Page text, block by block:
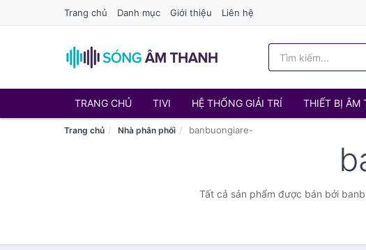
Trang chủ Danh mục Giới thiệu Liên hệ
TRANG CHỦ TIVI HỆ THỐNG GIẢI TRÍ THIẾT BỊ ÂM
Trang chủ Nhà phân phối banbuongiare-
Tất cả sản phẩm được bán bởi